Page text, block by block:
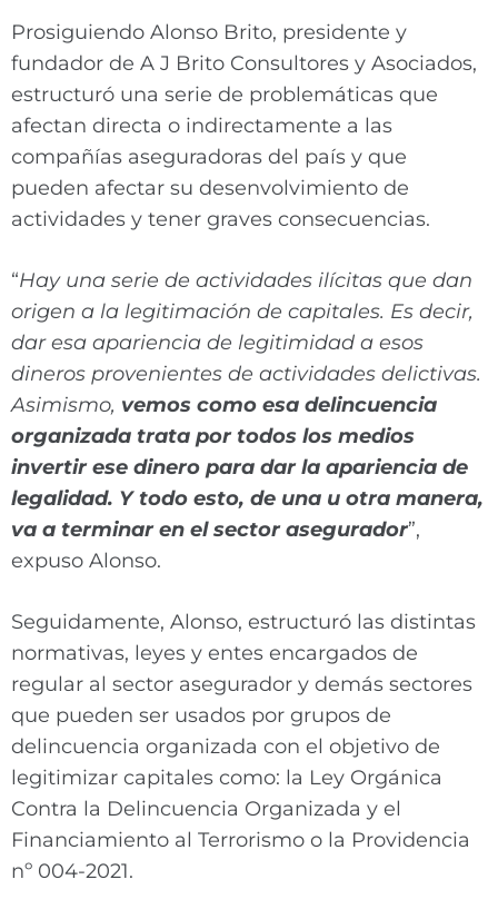
Prosiguiendo Alonso Brito, presidente y
fundador de A J Brito Consultores y Asociados,
estructuró una serie de problemáticas que
afectan directa o indirectamente a las
compañías aseguradoras del país y que
pueden afectar su desenvolvimiento de
actividades y tener graves consecuencias.
“Hay una serie de actividades ilícitas que dan
origen a la legitimación de capitales. Es decir,
dar esa apariencia de legitimidad a esos
dineros provenientes de actividades delictivas.
Asimismo, vemos como esa delincuencia
organizada trata por todos los medios
invertir ese dinero para dar la apariencia de
legalidad. Y todo esto, de una u otra manera,
va a terminar en el sector asegurador”,
expuso Alonso.
Seguidamente, Alonso, estructuró las distintas
normativas, leyes y entes encargados de
regular al sector asegurador y demás sectores
que pueden ser usados por grupos de
delincuencia organizada con el objetivo de
legitimizar capitales como: la Ley Orgánica
Contra la Delincuencia Organizada y el
Financiamiento al Terrorismo o la Providencia
nº 004-2021.